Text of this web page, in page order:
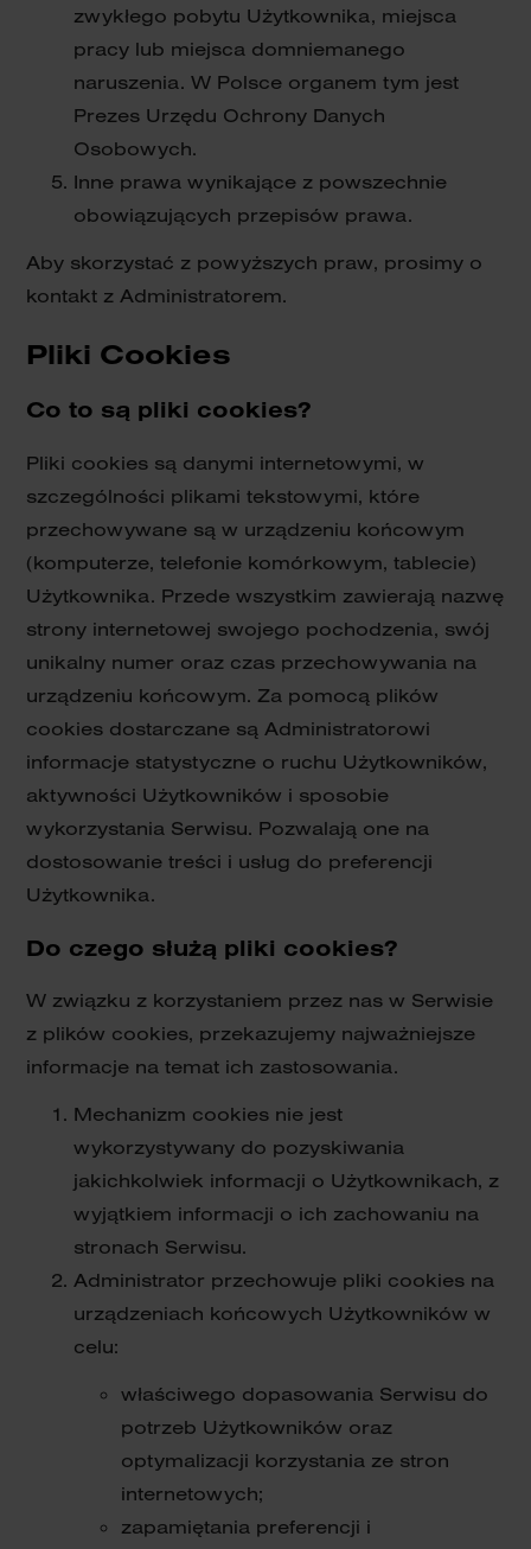
zwykłego pobytu Użytkownika, miejsca
pracy lub miejsca domniemanego
naruszenia. W Polsce organem tym jest
Prezes Urzędu Ochrony Danych
Osobowych.
Inne prawa wynikające z powszechnie
obowiązujących przepisów prawa.
Aby skorzystać z powyższych praw, prosimy o
kontakt z Administratorem.
Pliki Cookies
Co to są pliki cookies?
Pliki cookies są danymi internetowymi, w
szczególności plikami tekstowymi, które
przechowywane są w urządzeniu końcowym
(komputerze, telefonie komórkowym, tablecie)
Użytkownika. Przede wszystkim zawierają nazwę
strony internetowej swojego pochodzenia, swój
unikalny numer oraz czas przechowywania na
urządzeniu końcowym. Za pomocą plików
cookies dostarczane są Administratorowi
informacje statystyczne o ruchu Użytkowników,
aktywności Użytkowników i sposobie
wykorzystania Serwisu. Pozwalają one na
dostosowanie treści i usług do preferencji
Użytkownika.
Do czego służą pliki cookies?
W związku z korzystaniem przez nas w Serwisie
z plików cookies, przekazujemy najważniejsze
informacje na temat ich zastosowania.
Mechanizm cookies nie jest
wykorzystywany do pozyskiwania
jakichkolwiek informacji o Użytkownikach, z
wyjątkiem informacji o ich zachowaniu na
stronach Serwisu.
Administrator przechowuje pliki cookies na
urządzeniach końcowych Użytkowników w
celu:
właściwego dopasowania Serwisu do
potrzeb Użytkowników oraz
optymalizacji korzystania ze stron
internetowych;
zapamiętania preferencji i